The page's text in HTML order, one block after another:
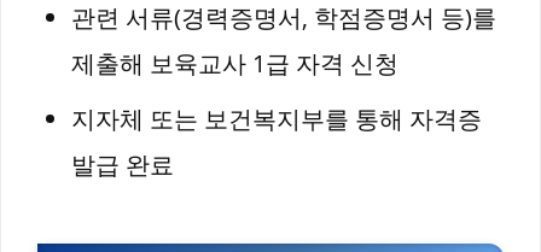
관련 서류(경력증명서, 학점증명서 등)를
제출해 보육교사 1급 자격 신청
지자체 또는 보건복지부를 통해 자격증
발급 완료